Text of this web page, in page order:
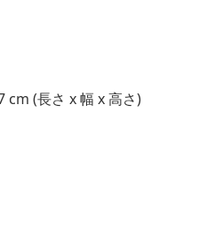
cm (長さ x 幅 x 高さ)